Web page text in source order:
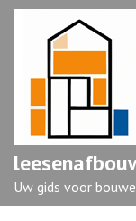
Ga
enter)
Uw gids voor